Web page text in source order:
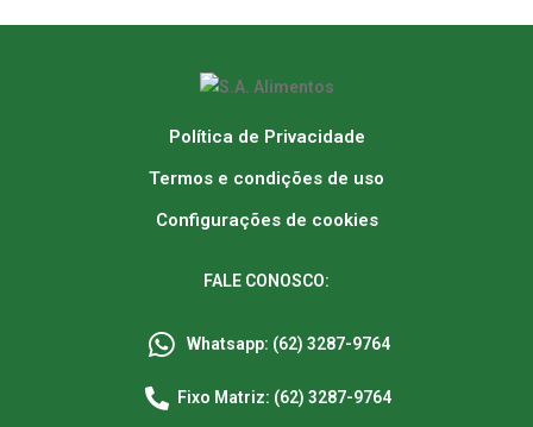
Política de Privacidade
Termos e condições de uso
Configurações de cookies
FALE CONOSCO:
Whatsapp: (62) 3287-9764
Fixo Matriz: (62) 3287-9764